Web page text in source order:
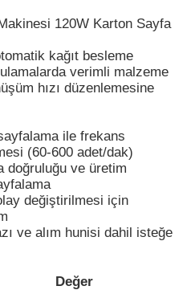
120W Karton Sayfa
kağıt besleme
verimli malzeme
hızı düzenlemesine
ile frekans
(60-600 adet/dak)
doğruluğu ve üretim
değiştirilmesi için
ve alım hunisi dahil isteğe
Değer